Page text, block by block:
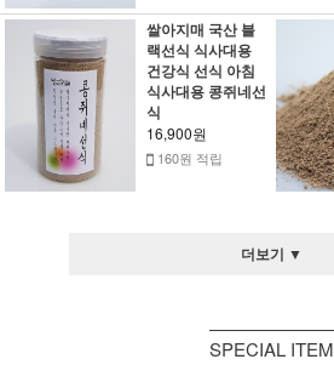
쌀아지매 국산 블
랙선식 식사대용
건강식 선식 아침
식사대용 콩쥐네선
식
16,900원
160원 적립
더보기 ▼
SPECIAL ITEM